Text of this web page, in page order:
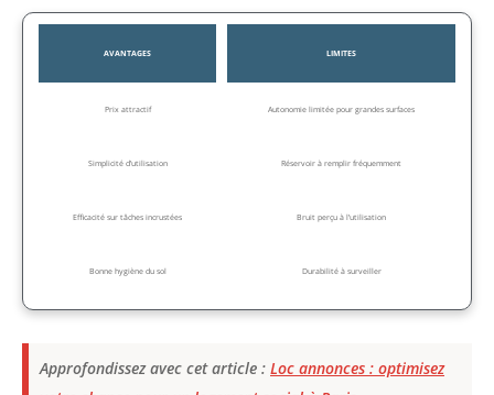
AVANTAGES LIMITES
Prix attractif Autonomie limitée pour grandes surfaces
Simplicité d’utilisation Réservoir à remplir fréquemment
Efficacité sur tâches incrustées Bruit perçu à l’utilisation
Bonne hygiène du sol Durabilité à surveiller
Approfondissez avec cet article : Loc annonces : optimisez